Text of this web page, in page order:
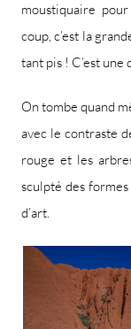
moustiquaire
coup, c’est la
tant pis ! C’est
On tombe quand
avec le contraste
rouge et les
sculpté des
d’art.